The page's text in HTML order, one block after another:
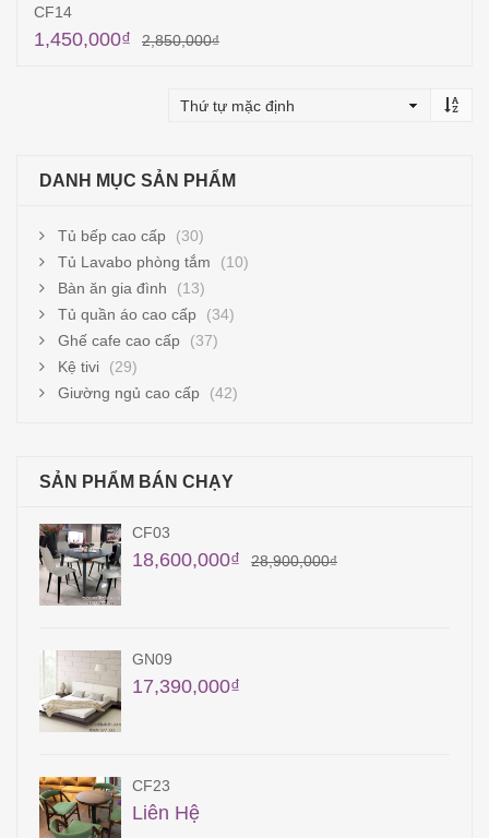
CF14
2,850,000₫
1,450,000₫
DANH MỤC SẢN PHẨM
Tủ bếp cao cấp
(30)
Tủ Lavabo phòng tắm
(10)
Bàn ăn gia đình
(13)
Tủ quần áo cao cấp
(34)
Ghế cafe cao cấp
(37)
Kệ tivi
(29)
Giường ngủ cao cấp
(42)
SẢN PHẨM BÁN CHẠY
CF03
28,900,000₫
18,600,000₫
GN09
17,390,000₫
CF23
Liên Hệ